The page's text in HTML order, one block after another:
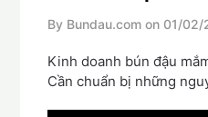
By Bundau.com on 01/02/
Kinh doanh bún đậu
Cần chuẩn bị những